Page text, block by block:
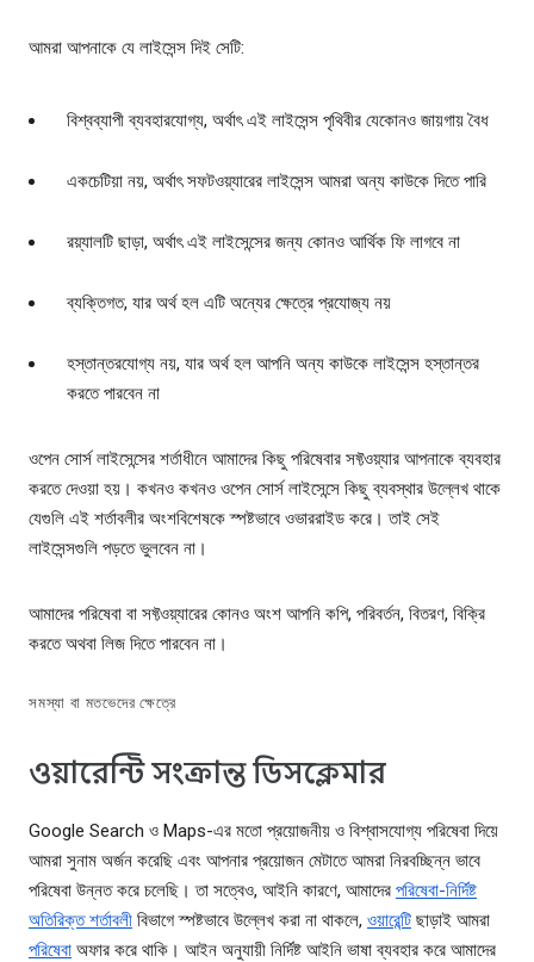
আমরা আপনাকে যে লাইসেন্স দিই সেটি:
বিশ্বব্যাপী ব্যবহারযোগ্য, অর্থাৎ এই লাইসেন্স পৃথিবীর যেকোনও জায়গায় বৈধ
একচেটিয়া নয়, অর্থাৎ সফটওয়্যারের লাইসেন্স আমরা অন্য কাউকে দিতে পারি
রয়্যালটি ছাড়া, অর্থাৎ এই লাইসেন্সের জন্য কোনও আর্থিক ফি লাগবে না
ব্যক্তিগত, যার অর্থ হল এটি অন্যের ক্ষেত্রে প্রযোজ্য নয়
হস্তান্তরযোগ্য নয়, যার অর্থ হল আপনি অন্য কাউকে লাইসেন্স হস্তান্তর
করতে পারবেন না
ওপেন সোর্স লাইসেন্সের শর্তাধীনে আমাদের কিছু পরিষেবার সফ্টওয়্যার আপনাকে ব্যবহার
করতে দেওয়া হয়। কখনও কখনও ওপেন সোর্স লাইসেন্সে কিছু ব্যবস্থার উল্লেখ থাকে
যেগুলি এই শর্তাবলীর অংশবিশেষকে স্পষ্টভাবে ওভাররাইড করে। তাই সেই
লাইসেন্সগুলি পড়তে ভুলবেন না।
আমাদের পরিষেবা বা সফ্টওয়্যারের কোনও অংশ আপনি কপি, পরিবর্তন, বিতরণ, বিক্রি
করতে অথবা লিজ দিতে পারবেন না।
সমস্যা বা মতভেদের ক্ষেত্রে
ওয়ারেন্টি সংক্রান্ত ডিসক্লেমার
Google Search ও Maps-এর মতো প্রয়োজনীয় ও বিশ্বাসযোগ্য পরিষেবা দিয়ে
আমরা সুনাম অর্জন করেছি এবং আপনার প্রয়োজন মেটাতে আমরা নিরবচ্ছিন্ন ভাবে
পরিষেবা উন্নত করে চলেছি। তা সত্বেও, আইনি কারণে, আমাদের পরিষেবা-নির্দিষ্ট
অতিরিক্ত শর্তাবলী বিভাগে স্পষ্টভাবে উল্লেখ করা না থাকলে, ওয়ারেন্টি ছাড়াই আমরা
পরিষেবা অফার করে থাকি। আইন অনুযায়ী নির্দিষ্ট আইনি ভাষা ব্যবহার করে আমাদের